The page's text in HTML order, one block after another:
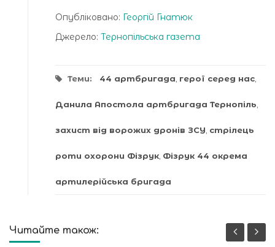
Опубліковано: Георгій Гнатюк
Джерело: Тернопільська газета
Теми: 44 артбригада герої серед нас
Данила Апостола артбригада Тернопіль
захист від ворожих дронів ЗСУ стрілець
роти охорони Фізрук Фізрук 44 окрема
артилерійська бригада
Читайте також: